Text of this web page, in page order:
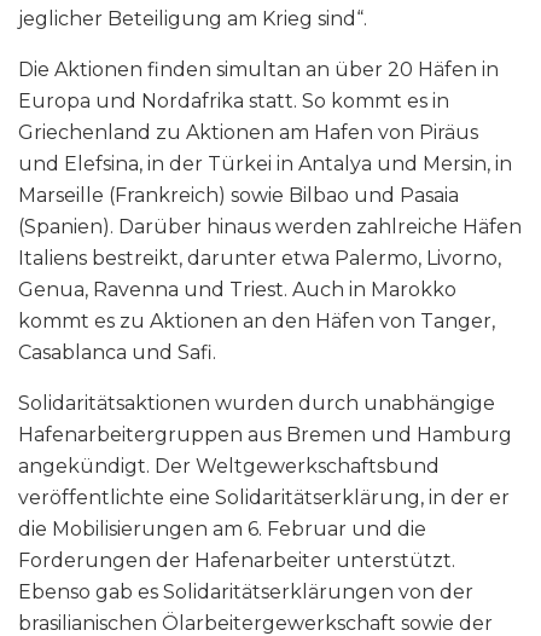
jeglicher Beteiligung am Krieg sind“.
Die Aktionen finden simultan an über 20 Häfen in
Europa und Nordafrika statt. So kommt es in
Griechenland zu Aktionen am Hafen von Piräus
und Elefsina, in der Türkei in Antalya und Mersin, in
Marseille (Frankreich) sowie Bilbao und Pasaia
(Spanien). Darüber hinaus werden zahlreiche Häfen
Italiens bestreikt, darunter etwa Palermo, Livorno,
Genua, Ravenna und Triest. Auch in Marokko
kommt es zu Aktionen an den Häfen von Tanger,
Casablanca und Safi.
Solidaritätsaktionen wurden durch unabhängige
Hafenarbeitergruppen aus Bremen und Hamburg
angekündigt. Der Weltgewerkschaftsbund
veröffentlichte eine Solidaritätserklärung, in der er
die Mobilisierungen am 6. Februar und die
Forderungen der Hafenarbeiter unterstützt.
Ebenso gab es Solidaritätserklärungen von der
brasilianischen Ölarbeitergewerkschaft sowie der